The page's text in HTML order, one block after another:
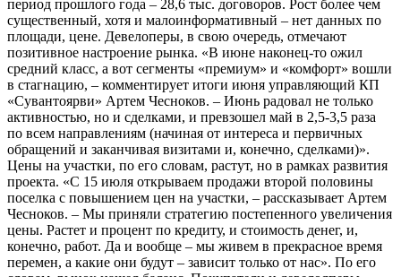
период прошлого года – 28,6 тыс. договоров. Рост более чем
существенный, хотя и малоинформативный – нет данных по
площади, цене. Девелоперы, в свою очередь, отмечают
позитивное настроение рынка. «В июне наконец-то ожил
средний класс, а вот сегменты «премиум» и «комфорт» вошли
в стагнацию, – комментирует итоги июня управляющий КП
«Сувантоярви» Артем Чесноков. – Июнь радовал не только
активностью, но и сделками, и превзошел май в 2,5-3,5 раза
по всем направлениям (начиная от интереса и первичных
обращений и заканчивая визитами и, конечно, сделками)».
Цены на участки, по его словам, растут, но в рамках развития
проекта. «С 15 июля открываем продажи второй половины
поселка с повышением цен на участки, – рассказывает Артем
Чесноков. – Мы приняли стратегию постепенного увеличения
цены. Растет и процент по кредиту, и стоимость денег, и,
конечно, работ. Да и вообще – мы живем в прекрасное время
перемен, а какие они будут – зависит только от нас». По его